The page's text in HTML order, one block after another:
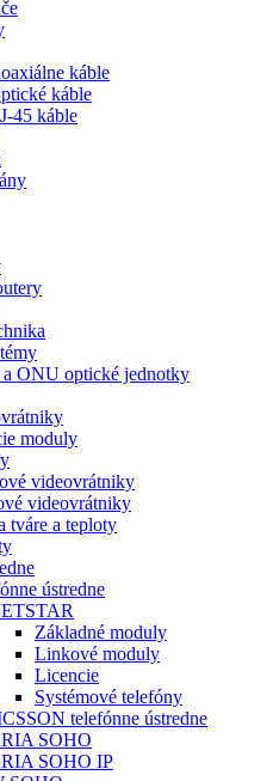
káble
káble
45 káble
ONU optické jednotky
moduly
videovrátniky
videovrátniky
tváre a teploty
ústredne
Základné moduly
Linkové moduly
Licencie
Systémové telefóny
telefónne ústredne
SOHO
SOHO IP